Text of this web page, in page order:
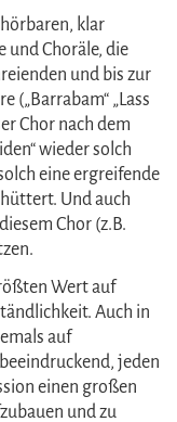
klar
und Choräle, die
und bis zur
(„Barrabam“ „Lass
Chor nach dem
wieder solch
eine ergreifende
Und auch
Chor (z.B.
Wert auf
Auch in
auf
jeden
einen großen
und zu